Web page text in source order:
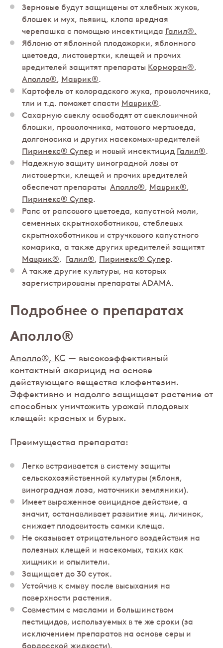
Зерновые будут защищены от хлебных жуков,
блошек и мух, пьявиц, клопа вредная
черепашка с помощью инсектицида Галил®.
Яблоню от яблонной плодожорки, яблонного
цветоеда, листовертки, клещей и прочих
вредителей защитят препараты Корморан®,
Аполло®, Маврик®.
Картофель от колорадского жука, проволочника,
тли и т.д. поможет спасти Маврик®.
Сахарную свеклу освободят от свекловичной
блошки, проволочника, матового мертвоеда,
долгоносика и других насекомых-вредителей
Пиринекс® Супер и новый инсектицид Галил®.
Надежную защиту виноградной лозы от
листовертки, клещей и прочих вредителей
обеспечат препараты Аполло®, Маврик®,
Пиринекс® Супер.
Рапс от рапсового цветоеда, капустной моли,
семенных скрытнохоботников, стеблевых
скрытнохоботников и стручкового капустного
комарика, а также других вредителей защитят
Маврик®, Галил®, Пиринекс® Супер.
А также другие культуры, на которых
зарегистрированы препараты ADAMA.
Подробнее о препаратах
Аполло®
Аполло®, КС — высокоэффективный
контактный акарицид на основе
действующего вещества клофентезин.
Эффективно и надолго защищает растение от
способных уничтожить урожай плодовых
клещей: красных и бурых.
Преимущества препарата:
Легко встраивается в систему защиты
сельскохозяйственной культуры (яблоня,
виноградная лоза, маточники земляники).
Имеет выраженное овицидное действие, а
значит, останавливает развитие яиц, личинок,
снижает плодовитость самки клеща.
Не оказывает отрицательного воздействия на
полезных клещей и насекомых, таких как
хищники и опылители.
Защищает до 30 суток.
Устойчив к смыву после высыхания на
поверхности растения.
Совместим с маслами и большинством
пестицидов, используемых в те же сроки (за
исключением препаратов на основе серы и
бордосской жидкости).